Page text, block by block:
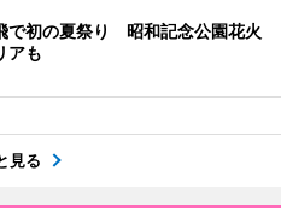
で初の夏祭り 昭和記念公園花火
アも
見る